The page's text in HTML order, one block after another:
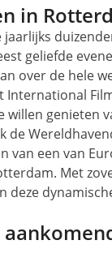
in
geliefde
over de hele
International
willen genieten
de
van een van
Met